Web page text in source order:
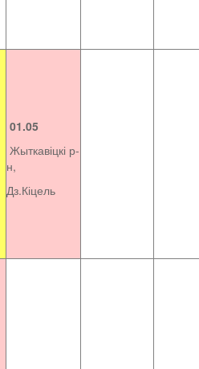
01.05
Жыткавіцкі р-
н,
Дз.Кіцель